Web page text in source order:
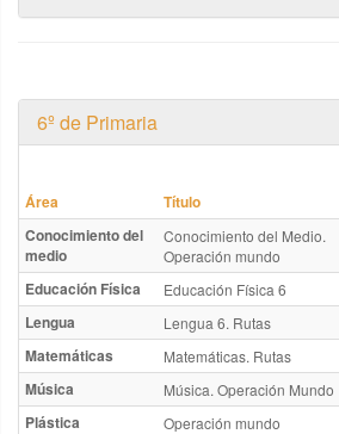
6º de Primaria
Área Título
Conocimiento del
medio
Conocimiento del Medio.
Operación mundo
Educación Física Educación Física 6
Lengua Lengua 6. Rutas
Matemáticas Matemáticas. Rutas
Música Música. Operación Mundo
Plástica Operación mundo